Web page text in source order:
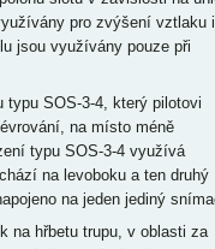
pro zvýšení vztlaku i
jsou využívány pouze při
typu SOS-3-4, který pilotovi
na místo méně
typu SOS-3-4 využívá
na levoboku a ten druhý
na jeden jediný
na hřbetu trupu, v oblasti za